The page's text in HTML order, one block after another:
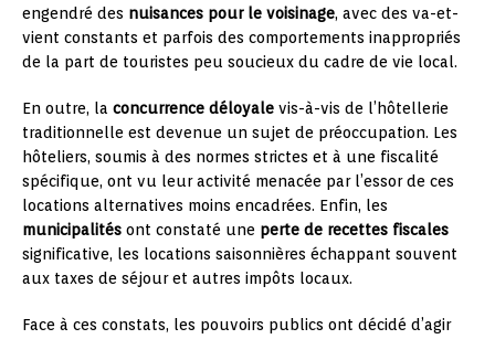
engendré des nuisances pour le voisinage, avec des va-et-
vient constants et parfois des comportements inappropriés
de la part de touristes peu soucieux du cadre de vie local.
En outre, la concurrence déloyale vis-à-vis de l’hôtellerie
traditionnelle est devenue un sujet de préoccupation. Les
hôteliers, soumis à des normes strictes et à une fiscalité
spécifique, ont vu leur activité menacée par l’essor de ces
locations alternatives moins encadrées. Enfin, les
municipalités ont constaté une perte de recettes fiscales
significative, les locations saisonnières échappant souvent
aux taxes de séjour et autres impôts locaux.
Face à ces constats, les pouvoirs publics ont décidé d’agir